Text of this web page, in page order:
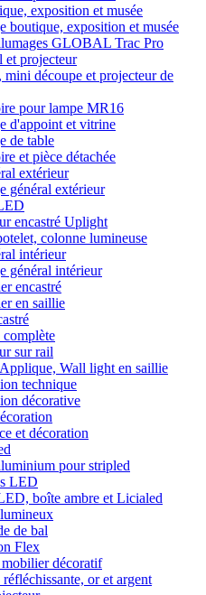
exposition et musée
boutique, exposition et musée
GLOBAL Trac Pro
et projecteur
mini découpe et projecteur de
pour lampe MR16
d'appoint et vitrine
de table
et pièce détachée
extérieur
général extérieur
encastré Uplight
colonne lumineuse
intérieur
général intérieur
encastré
en saillie
complète
sur rail
Wall light en saillie
technique
décorative
et décoration
pour stripled
LED
boîte ambre et Licialed
de bal
Flex
décoratif
or et argent